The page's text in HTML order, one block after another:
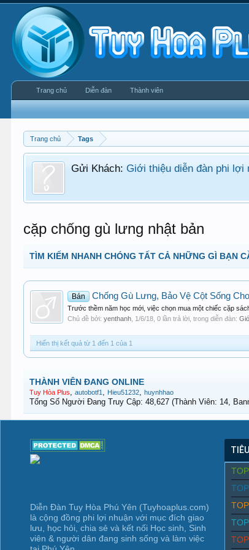
Trang chủ Tags
Gửi Khách:Giới thiệu diễn đàn phi lợi
cặp chống gù lưng nhật bản
TÌM KIẾM NHANH CHÓNG TẤT CẢ NHỮNG GÌ BẠN
Bán Chống Gù Lưng, Bảo Vệ Cột Sống
Trước thềm năm học mới, việc chọn mua một chiếc cặp
Chủ đề bởi:yenthanh 1/6/18 , 0 lần trả lời, trong diễn đàn:
Hiển thị kết quả từ 1 đến 1 của 1
THÀNH VIÊN ĐANG ONLINE
Tuy Hòa Plus,autobotf1 , Hieu51232,huynhhao
Tổng Số Người Đang Truy Cập: 48,627 (Thành Viên: 14,
Trang chủ Diễn đàn Thành viên
Diễn Đàn Tuy Hòa Phú Yên (Tuyhoaplus.com)
là cộng đồng phi lợi nhuận với mục đích giao
lưu, học hỏi, chia sẻ và kết nối Học sinh, Sinh
viên & người dân đang sinh sống và làm việc
TOP
TOP
TOP
TOP
TOP